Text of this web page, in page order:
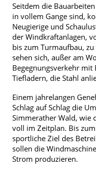
Seitdem die
in vollem Gange sind,
Neugierige und
der Windkraftanlagen,
bis zum Turmaufbau,
sehen sich, außer am
Begegnungsverkehr
Tiefladern, die Stahl
Einem jahrelangen
Schlag auf Schlag die
Simmerather Wald, wie
voll im Zeitplan. Bis
sportliche Ziel des
sollen die
Strom produzieren.